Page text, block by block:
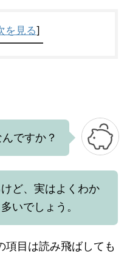
を見る]
ですか？
ど、実はよくわか
いでしょう。
項目は読み飛ばしても